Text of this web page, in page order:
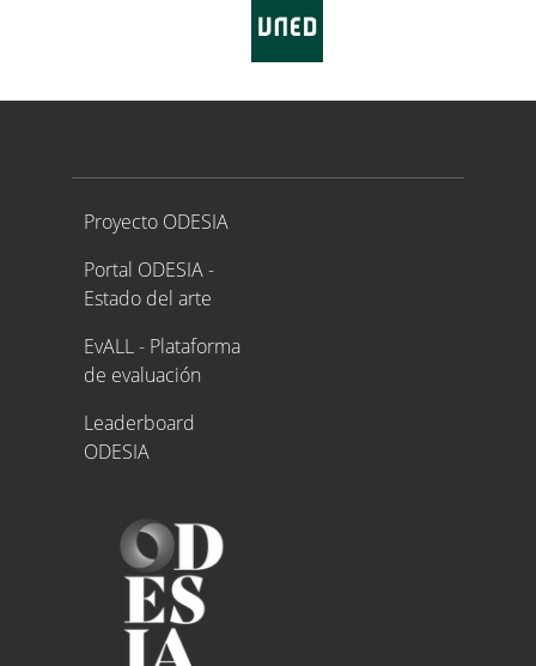
Proyecto ODESIA
Proyecto ODESIA
Portal ODESIA -
Estado del arte
EvALL - Plataforma
de evaluación
Leaderboard
ODESIA